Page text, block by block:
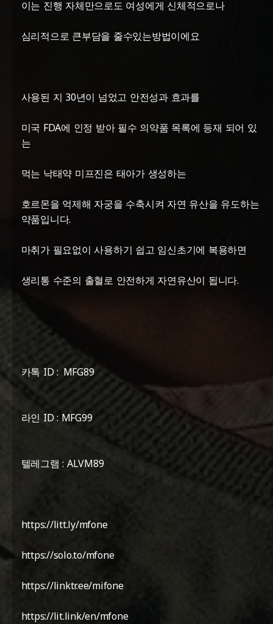
이는 진행 자체만으로도 여성에게 신체적으로나
심리적으로 큰부담을 줄수있는방법이에요
사용된 지 30년이 넘었고 안전성과 효과를
미국 FDA에 인정 받아 필수 의약품 목록에 등재 되어 있
는
먹는 낙태약 미프진은 태아가 생성하는
호르몬을 억제해 자궁을 수축시켜 자연 유산을 유도하는
약품입니다.
마취가 필요없이 사용하기 쉽고 임신초기에 복용하면
생리통 수준의 출혈로 안전하게 자연유산이 됩니다.
카톡 ID : MFG89
라인 ID : MFG99
텔레그램 : ALVM89
https://litt.ly/mfone
https://solo.to/mfone
https://linktr.ee/mifone
https://lit.link/en/mfone